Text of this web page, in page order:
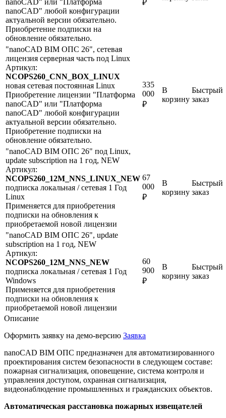
nanoCAD" любой конфигурации
актуальной версии обязательно.
Приобретение подписки на
обновление обязательно.
₽
"nanoCAD BIM ОПС 26", сетевая
лицензия серверная часть под Linux
Артикул:
NCOPS260_CNN_BOX_LINUX
новая сетевая постоянная Linux
Приобретение лицензии "Платформа
nanoCAD" или "Платформа
nanoCAD" любой конфигурации
актуальной версии обязательно.
Приобретение подписки на
обновление обязательно.
335
000
₽
В
корзину
Быстрый
заказ
"nanoCAD BIM ОПС 26" под Linux,
update subscription на 1 год, NEW
Артикул:
NCOPS260_12M_NNS_LINUX_NEW
подписка локальная / сетевая 1 Год
Linux
Применяется для приобретения
подписки на обновления к
приобретаемой новой лицензии
67
000
₽
В
корзину
Быстрый
заказ
"nanoCAD BIM ОПС 26", update
subscription на 1 год, NEW
Артикул:
NCOPS260_12M_NNS_NEW
подписка локальная / сетевая 1 Год
Windows
Применяется для приобретения
подписки на обновления к
приобретаемой новой лицензии
60
900
₽
В
корзину
Быстрый
заказ
Описание
Оформить заявку на демо-версию Заявка
nanoCAD BIM ОПС предназначен для автоматизированного
проектирования систем безопасности в следующем составе:
пожарная сигнализация, оповещение, система контроля и
управления доступом, охранная сигнализация,
видеонаблюдение промышленных и гражданских объектов.
Автоматическая расстановка пожарных извещателей